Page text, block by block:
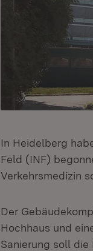
In Heidelberg
Feld (INF)
Verkehrsmedizin
Der
Hochhaus und
Sanierung soll